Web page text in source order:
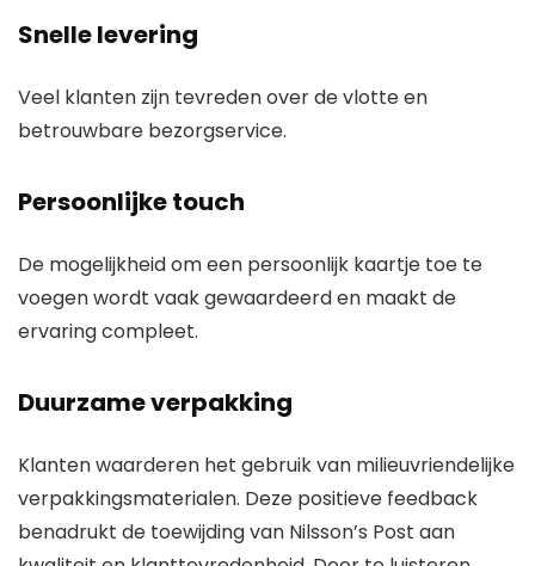
Snelle levering
Veel klanten zijn tevreden over de vlotte en
betrouwbare bezorgservice.
Persoonlijke touch
De mogelijkheid om een persoonlijk kaartje toe te
voegen wordt vaak gewaardeerd en maakt de
ervaring compleet.
Duurzame verpakking
Klanten waarderen het gebruik van milieuvriendelijke
verpakkingsmaterialen. Deze positieve feedback
benadrukt de toewijding van Nilsson’s Post aan